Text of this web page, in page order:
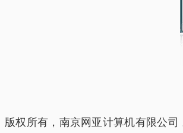
版权所有，南京网亚计算机有限公司